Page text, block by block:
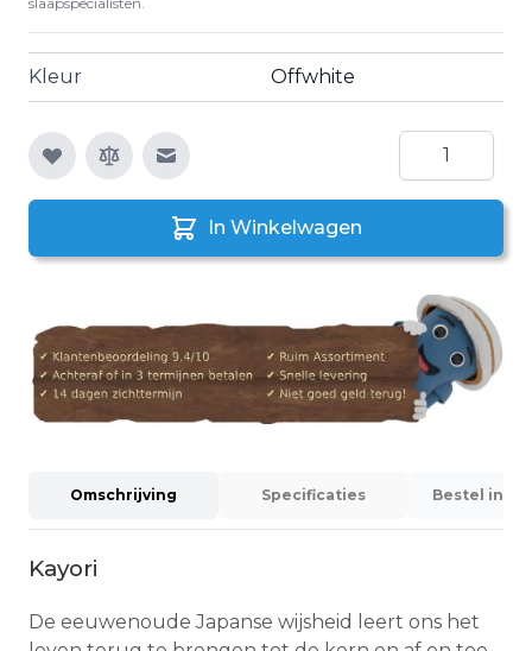
Kleur Offwhite
E-mail naar een vriend
Aantal
In Winkelwagen
Omschrijving Specificaties Bestel
Kayori
De eeuwenoude Japanse wijsheid leert ons het